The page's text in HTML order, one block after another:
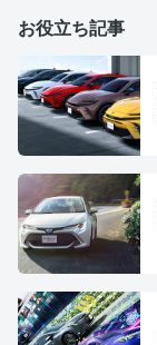
お役立ち記事